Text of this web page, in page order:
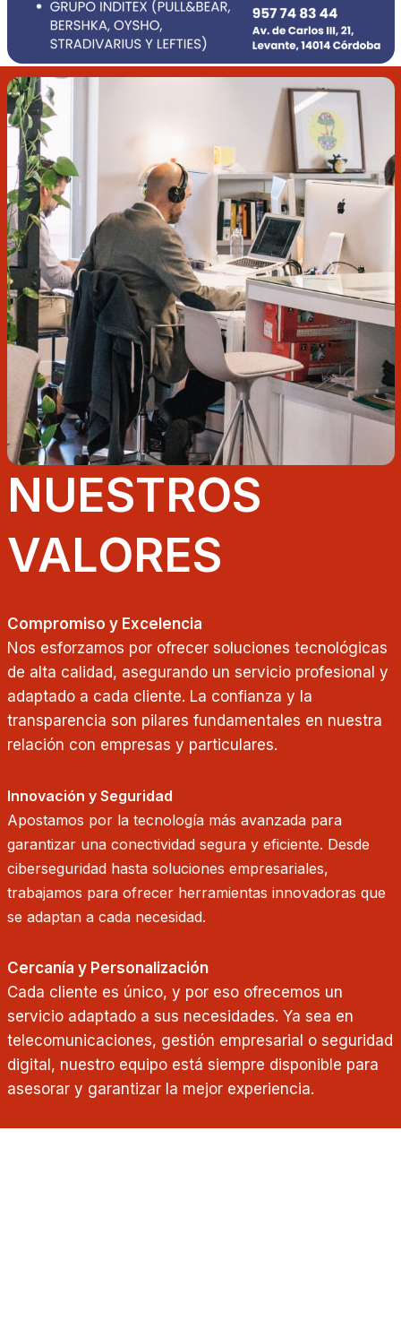
NUESTROS
VALORES
Compromiso y Excelencia
Nos esforzamos por ofrecer soluciones tecnológicas
de alta calidad, asegurando un servicio profesional y
adaptado a cada cliente. La confianza y la
transparencia son pilares fundamentales en nuestra
relación con empresas y particulares.
Innovación y Seguridad
Apostamos por la tecnología más avanzada para
garantizar una conectividad segura y eficiente. Desde
ciberseguridad hasta soluciones empresariales,
trabajamos para ofrecer herramientas innovadoras que
se adaptan a cada necesidad.
Cercanía y Personalización
Cada cliente es único, y por eso ofrecemos un
servicio adaptado a sus necesidades. Ya sea en
telecomunicaciones, gestión empresarial o seguridad
digital, nuestro equipo está siempre disponible para
asesorar y garantizar la mejor experiencia.